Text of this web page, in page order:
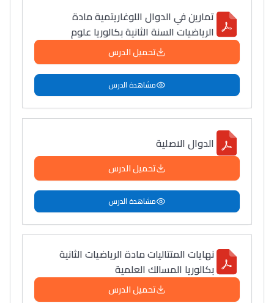
تمارين في الدوال اللوغاريتمية مادة
الرياضيات السنة الثانية بكالوريا علوم
تحميل الدرس
مشاهدة الدرس
الدوال الاصلية
تحميل الدرس
مشاهدة الدرس
نهايات المتتاليات مادة الرياضيات الثانية
بكالوريا المسالك العلمية
تحميل الدرس